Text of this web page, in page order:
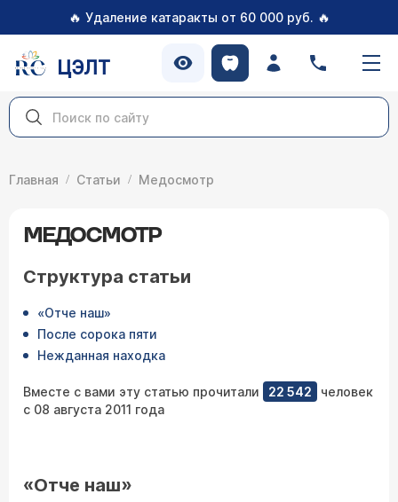
🔥 Удаление катаракты от 60 000 руб. 🔥
ЦЭЛТ
Главная Статьи Медосмотр
МЕДОСМОТР
Структура статьи
«Отче наш»
После сорока пяти
Нежданная находка
Вместе с вами эту статью прочитали 22 542
человек
с 08 августа 2011 года
«Отче наш»